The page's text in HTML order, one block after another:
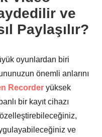
ve
Paylaşılır?
oyunlardan biri
önemli anlarını
Recorder yüksek
bir kayıt cihazı
ve